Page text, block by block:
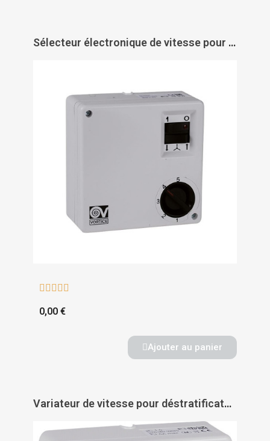
Sélecteur électronique de vitesse pour Nordik Evolution - AXELAIR
    
0,00 €
Ajouter au panier
Variateur de vitesse pour déstratificateur DS - AXELAIR